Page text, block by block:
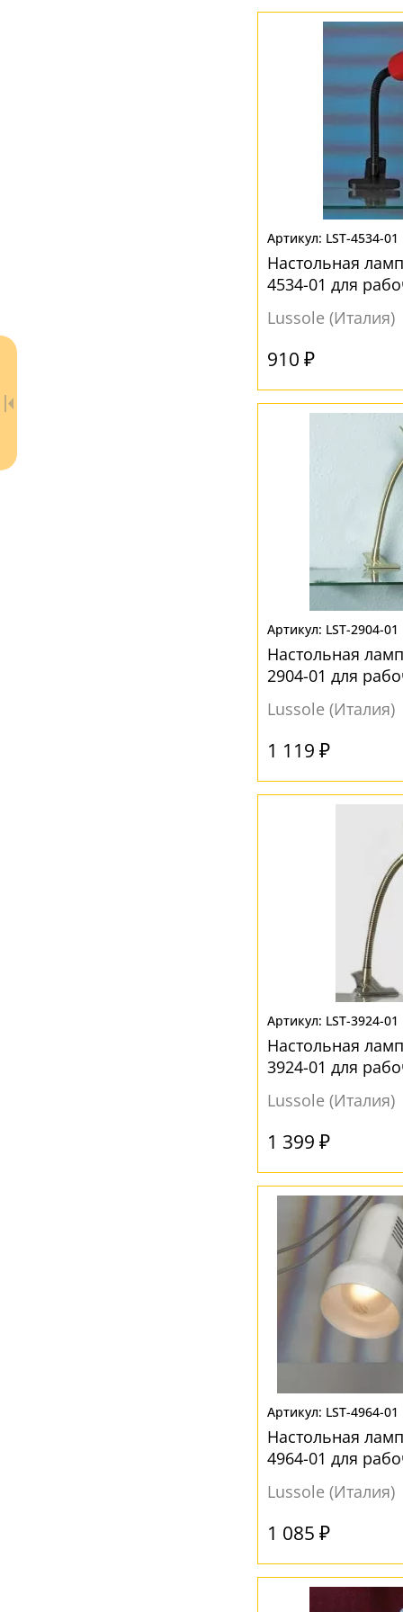
- бесплатно по России
- бесплатная доставка
LST-4534-01
Настольная
4534-01 для
Lussole (Италия)
910 ₽
LST-2904-01
Настольная
2904-01 для
Lussole (Италия)
1 119 ₽
LST-3924-01
Настольная
3924-01 для
Lussole (Италия)
1 399 ₽
LST-4964-01
Настольная
4964-01 для
Lussole (Италия)
1 085 ₽